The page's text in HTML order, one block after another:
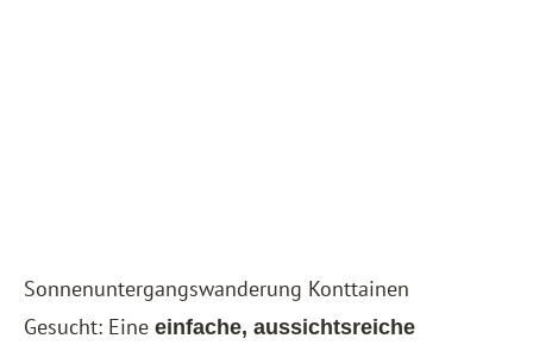
Sonnenuntergangswanderung Konttainen
Gesucht: Eine einfache, aussichtsreiche